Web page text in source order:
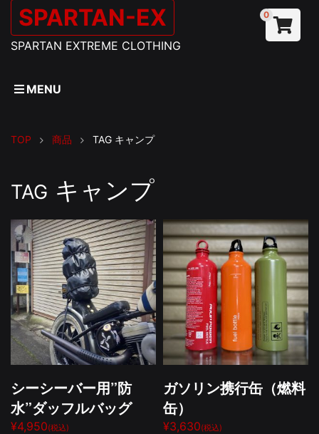
SPARTAN-EX
SPARTAN EXTREME CLOTHING
0
MENU
TOP 商品 TAG キャンプ
TAG キャンプ
シーシーバー用”防
水”ダッフルバッグ
¥4,950(税込)
ガソリン携行缶（燃料
缶）
¥3,630(税込)